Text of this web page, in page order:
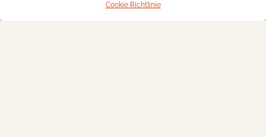
Cookie Richtlinie